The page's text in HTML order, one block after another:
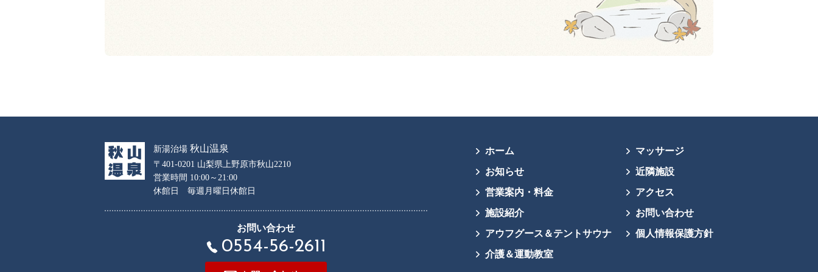
新湯治場 秋山温泉
〒401-0201 山梨県上野原市秋山2210
営業時間 10:00～21:00
休館日 毎週月曜日休館日
お問い合わせ
0554-56-2611
ホーム
お知らせ
営業案内・料金
施設紹介
アウフグース＆テントサウナ
介護＆運動教室
マッサージ
近隣施設
アクセス
お問い合わせ
個人情報保護方針